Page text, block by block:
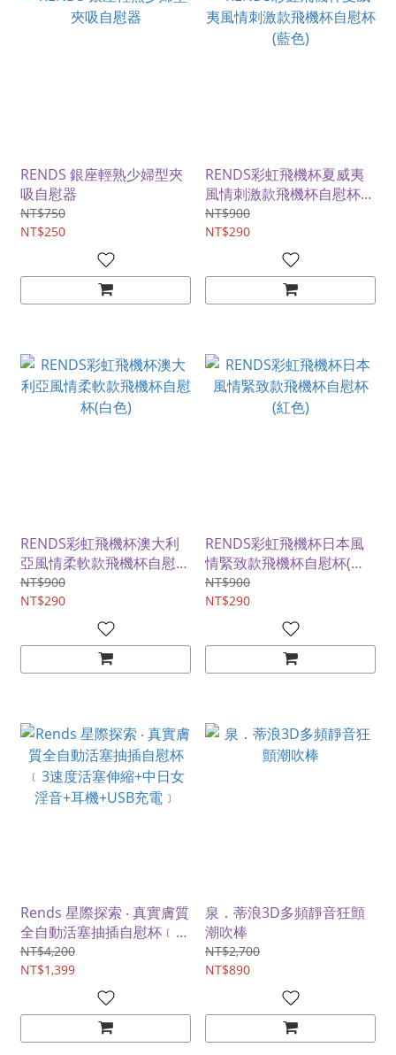
RENDS 銀座輕熟少婦型夾
吸自慰器
NT$750
NT$250
RENDS彩虹飛機杯夏威夷
風情刺激款飛機杯自慰杯
(藍色)
NT$900
NT$290
RENDS彩虹飛機杯澳大利
亞風情柔軟款飛機杯自慰杯
(白色)
NT$900
NT$290
RENDS彩虹飛機杯日本風
情緊致款飛機杯自慰杯(紅
色)
NT$900
NT$290
Rends 星際探索 ‧ 真實膚質
全自動活塞抽插自慰杯﹝3
速度活塞伸縮+中日女淫音
+耳機+USB充電﹞
NT$4,200
NT$1,399
泉．蒂浪3D多頻靜音狂顫
潮吹棒
NT$2,700
NT$890